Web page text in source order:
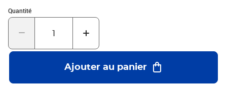
Quantité
Quantité : 1
Ajouter au panier